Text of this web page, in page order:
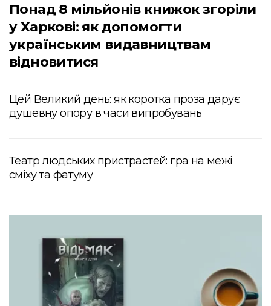
Понад 8 мільйонів книжок згоріли
у Харкові: як допомогти
українським видавництвам
відновитися
Цей Великий день: як коротка проза дарує
душевну опору в часи випробувань
Театр людських пристрастей: гра на межі
сміху та фатуму